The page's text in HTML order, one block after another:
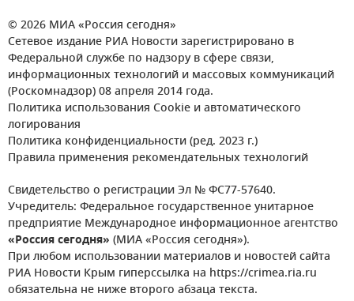
© 2026 МИА «Россия сегодня»
Сетевое издание РИА Новости зарегистрировано в
Федеральной службе по надзору в сфере связи,
информационных технологий и массовых коммуникаций
(Роскомнадзор) 08 апреля 2014 года.
Политика использования Cookie и автоматического
логирования
Политика конфиденциальности (ред. 2023 г.)
Правила применения рекомендательных технологий
Свидетельство о регистрации Эл № ФС77-57640.
Учредитель: Федеральное государственное унитарное
предприятие Международное информационное агентство
«Россия сегодня» (МИА «Россия сегодня»).
При любом использовании материалов и новостей сайта
РИА Новости Крым гиперссылка на https://crimea.ria.ru
обязательна не ниже второго абзаца текста.